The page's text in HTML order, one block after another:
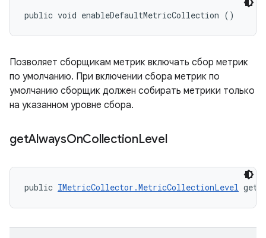
public void enableDefaultMetricCollection ()
Позволяет сборщикам метрик включать сбор метрик
по умолчанию. При включении сбора метрик по
умолчанию сборщик должен собирать метрики только
на указанном уровне сбора.
getAlwaysOnCollectionLevel
public IMetricCollector.MetricCollectionLevel